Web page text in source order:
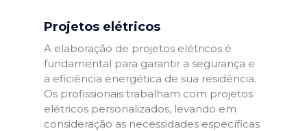
Projetos elétricos
A elaboração de projetos elétricos é
fundamental para garantir a segurança e
a eficiência energética de sua residência.
Os profissionais trabalham com projetos
elétricos personalizados, levando em
consideração as necessidades específicas